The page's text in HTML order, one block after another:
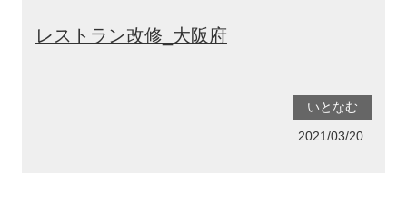
レストラン改修_大阪府
いとなむ
2021/03/20